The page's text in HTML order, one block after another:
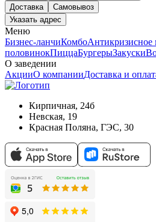
Доставка
Самовывоз
Указать адрес
Меню
Бизнес-ланчиКомбо
половинокПиццаБургерыЗакуски
О заведении
АкцииО компанииДоставка и
Кирпичная, 24б
Невская, 19
Красная Поляна, ГЭС, 30